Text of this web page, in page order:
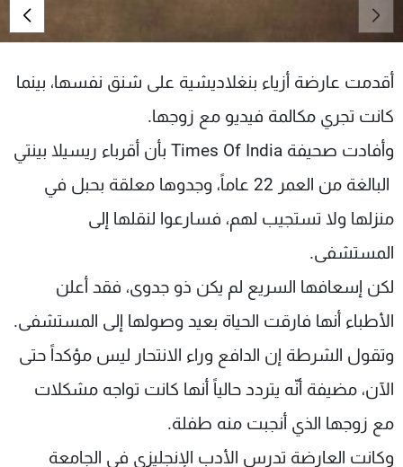
أقدمت عارضة أزياء بنغلاديشية على شنق نفسها، بينما
كانت تجري مكالمة فيديو مع زوجها.
وأفادت صحيفة Times Of India بأن أقرباء ريسيلا بينتي
البالغة من العمر 22 عاماً، وجدوها معلقة بحبل في
منزلها ولا تستجيب لهم، فسارعوا لنقلها إلى
المستشفى.
لكن إسعافها السريع لم يكن ذو جدوى، فقد أعلن
الأطباء أنها فارقت الحياة بعيد وصولها إلى المستشفى.
وتقول الشرطة إن الدافع وراء الانتحار ليس مؤكداً حتى
الآن، مضيفة أنّه يتردد حالياً أنها كانت تواجه مشكلات
مع زوجها الذي أنجبت منه طفلة.
وكانت العارضة تدرس الأدب الإنجليزي في الجامعة
شاهد البرامج
الترددات
الإنـتـاج
لاعلاناتكم
تواصل معنا
شروط الإسـتخدام
سياسة الخصوصية